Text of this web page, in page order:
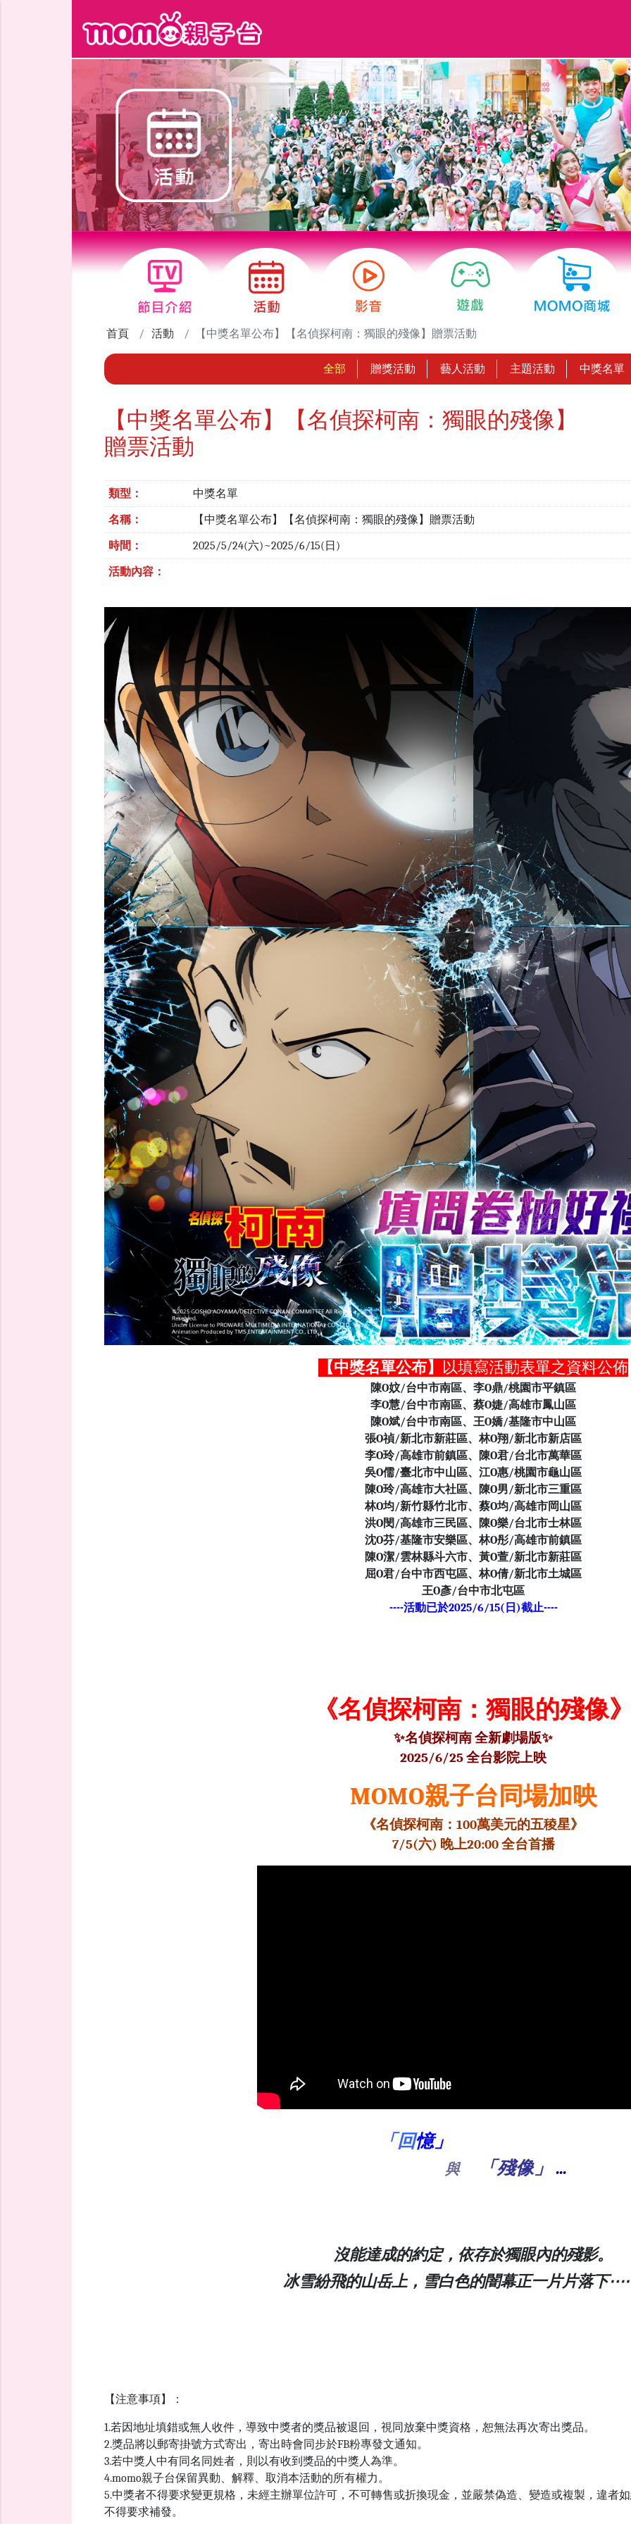
首頁 活動 【中獎名單公布】【名偵探柯南：獨眼的殘像】贈票活動
全部 贈獎活動 藝人活動 主題活動 中獎名單
【中獎名單公布】【名偵探柯南：獨眼的殘像】
贈票活動
類型： 中獎名單
名稱： 【中獎名單公布】【名偵探柯南：獨眼的殘像】贈票活動
時間： 2025/5/24(六)~2025/6/15(日)
活動內容：
【中獎名單公布】 以填寫活動表單之資料公佈
陳O妏/台中市南區、李O鼎/桃園市平鎮區
李O慧/台中市南區、蔡O婕/高雄市鳳山區
陳O斌/台中市南區、王O嬌/基隆市中山區
張O禎/新北市新莊區、林O翔/新北市新店區
李O玲/高雄市前鎮區、陳O君/台北市萬華區
吳O儒/臺北市中山區、江O惠/桃園市龜山區
陳O玲/高雄市大社區、陳O男/新北市三重區
林O均/新竹縣竹北市、蔡O均/高雄市岡山區
洪O閔/高雄市三民區、陳O樂/台北市士林區
沈O芬/基隆市安樂區、林O彤/高雄市前鎮區
陳O潔/雲林縣斗六市、黃O萱/新北市新莊區
屈O君/台中市西屯區、林O倩/新北市土城區
王O彥/台中市北屯區
----活動已於2025/6/15(日)截止----
《名偵探柯南：獨眼的殘像
✨名偵探柯南 全新劇場版✨
2025/6/25 全台影院上映
MOMO親子台同場加映
《名偵探柯南：100萬美元的五稜星》
7/5(六) 晚上20:00 全台首播
「回憶」
與 「殘像」 ...
沒能達成的約定，依存於獨眼內的殘影。
冰雪紛飛的山岳上，雪白色的闇幕正一片片落下
【注意事項】：
1.若因地址填錯或無人收件，導致中獎者的獎品被退回，視同放棄中獎資格，恕無法再次寄出獎品。
2.獎品將以郵寄掛號方式寄出，寄出時會同步於FB粉專發文通知。
3.若中獎人中有同名同姓者，則以有收到獎品的中獎人為準。
4.momo親子台保留異動、解釋、取消本活動的所有權力。
5.中獎者不得要求變更規格，未經主辦單位許可，不可轉售或折換現金，並嚴禁偽造、變造或複製，違者
不得要求補發。